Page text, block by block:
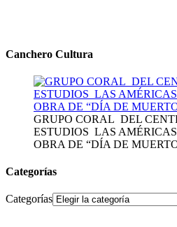
Canchero Cultura
GRUPO CORAL DEL
ESTUDIOS LAS
OBRA DE “DÍA DE
Categorías
Categorías